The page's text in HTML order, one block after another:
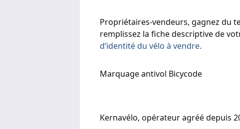
Propriétaires-vendeurs, gagnez du
remplissez la fiche descriptive de
d’identité du vélo à vendre.
Marquage antivol Bicycode
Kernavélo, opérateur agréé depuis